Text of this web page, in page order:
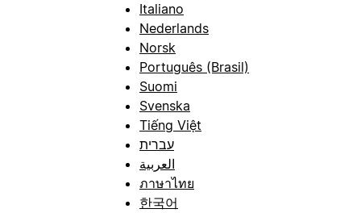
Italiano
Nederlands
Norsk
Português (Brasil)
Suomi
Svenska
Tiếng Việt
עברית
العربية
ภาษาไทย
한국어